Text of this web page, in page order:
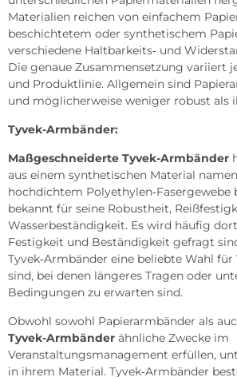
Materialien reichen von einfachem
beschichtetem oder synthetischem
verschiedene Haltbarkeits‑ und
Die genaue Zusammensetzung variiert
und Produktlinie. Allgemein sind
und möglicherweise weniger robust als
Tyvek-Armbänder:
Maßgeschneiderte Tyvek-Armbänder
aus einem synthetischen Material
hochdichtem Polyethylen‑Fasergewebe
bekannt für seine Robustheit,
Wasserbeständigkeit. Es wird häufig
Festigkeit und Beständigkeit gefragt
Tyvek‑Armbänder eine beliebte Wahl
sind, bei denen längeres Tragen oder
Bedingungen zu erwarten sind.
Obwohl sowohl Papierarmbänder als
Tyvek-Armbänder ähnliche Zwecke im
Veranstaltungsmanagement erfüllen,
in ihrem Material. Tyvek‑Armbänder